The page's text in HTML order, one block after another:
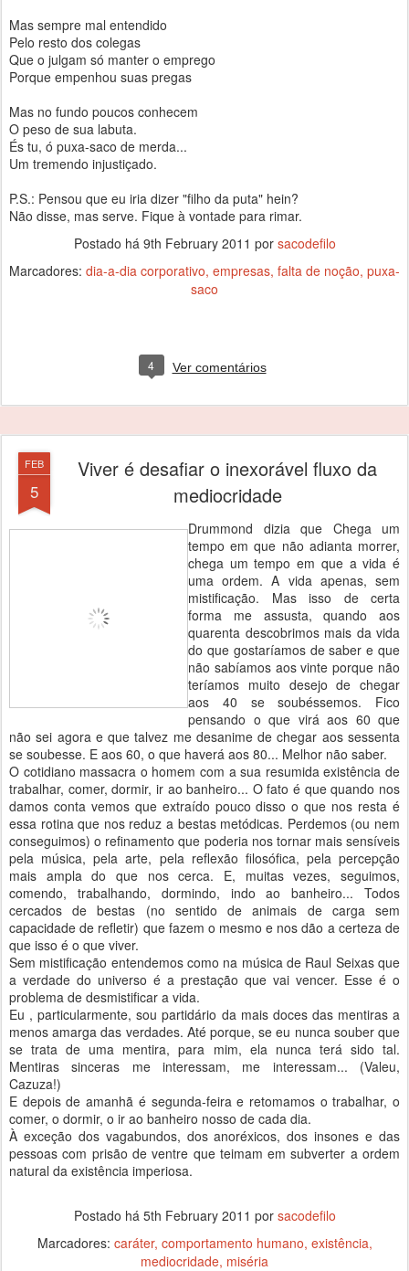
Mas sempre mal entendido
Pelo resto dos colegas
Que o julgam só manter o emprego
Porque empenhou suas pregas
Mas no fundo poucos conhecem
O peso de sua labuta.
És tu, ó puxa-saco de merda...
Um tremendo injustiçado.
P.S.: Pensou que eu iria dizer "filho da puta" hein?
Não disse, mas serve. Fique à vontade para rimar.
Postado há 9th February 2011 por sacodefilo
Marcadores: dia-a-dia corporativo empresas falta de noção puxa-
saco
4 Ver comentários
FEB
5
Viver é desafiar o inexorável fluxo da
mediocridade
Drummond dizia que Chega um
tempo em que não adianta morrer,
chega um tempo em que a vida é
uma ordem. A vida apenas, sem
mistificação. Mas isso de certa
forma me assusta, quando aos
quarenta descobrimos mais da vida
do que gostaríamos de saber e que
não sabíamos aos vinte porque não
teríamos muito desejo de chegar
aos 40 se soubéssemos. Fico
pensando o que virá aos 60 que
não sei agora e que talvez me desanime de chegar aos sessenta
se soubesse. E aos 60, o que haverá aos 80... Melhor não saber.
O cotidiano massacra o homem com a sua resumida existência de
trabalhar, comer, dormir, ir ao banheiro... O fato é que quando nos
damos conta vemos que extraído pouco disso o que nos resta é
essa rotina que nos reduz a bestas metódicas. Perdemos (ou nem
conseguimos) o refinamento que poderia nos tornar mais sensíveis
pela música, pela arte, pela reflexão filosófica, pela percepção
mais ampla do que nos cerca. E, muitas vezes, seguimos,
comendo, trabalhando, dormindo, indo ao banheiro... Todos
cercados de bestas (no sentido de animais de carga sem
capacidade de refletir) que fazem o mesmo e nos dão a certeza de
que isso é o que viver.
Sem mistificação entendemos como na música de Raul Seixas que
a verdade do universo é a prestação que vai vencer. Esse é o
problema de desmistificar a vida.
Eu , particularmente, sou partidário da mais doces das mentiras a
menos amarga das verdades. Até porque, se eu nunca souber que
se trata de uma mentira, para mim, ela nunca terá sido tal.
Mentiras sinceras me interessam, me interessam... (Valeu,
Cazuza!)
E depois de amanhã é segunda-feira e retomamos o trabalhar, o
comer, o dormir, o ir ao banheiro nosso de cada dia.
À exceção dos vagabundos, dos anoréxicos, dos insones e das
pessoas com prisão de ventre que teimam em subverter a ordem
natural da existência imperiosa.
Postado há 5th February 2011 por sacodefilo
Marcadores: caráter comportamento humano existência
mediocridade miséria